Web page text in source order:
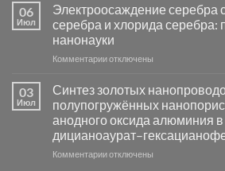
группы
фотокаталитической
активности
Хлорида
Серебра-
в
видимом
свете
с
помощью
модификации
06
Июл
Электроосаждение серебра
серебра и хлорида серебра:
нанонауки
Комментариик
серебра
с
электродов
серебра
и
отключены
03
Июл
Синтез золотых
полупогружённых
анодного оксида алюминия в
Комментариикотключены